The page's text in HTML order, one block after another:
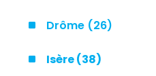
Drôme (26)
Isère (38)